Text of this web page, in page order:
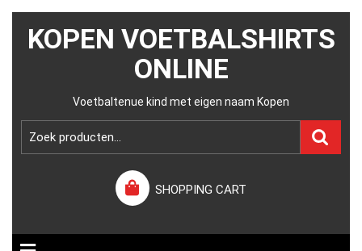
KOPEN VOETBALSHIRTS
ONLINE
Voetbaltenue kind met eigen naam Kopen
SHOPPING CART